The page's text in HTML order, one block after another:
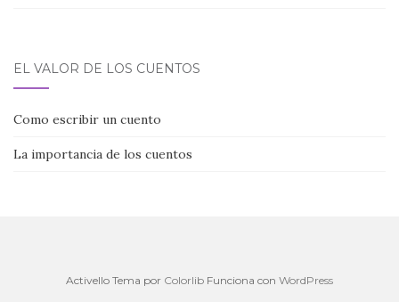
EL VALOR DE LOS CUENTOS
Como escribir un cuento
La importancia de los cuentos
Activello Tema por Colorlib Funciona con WordPress